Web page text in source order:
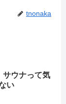
tnonaka
ウナって気
い